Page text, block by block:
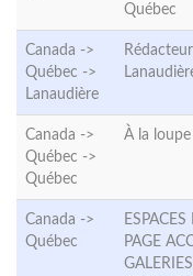
Québec
Canada ->
Québec ->
Lanaudière
Canada ->
Québec ->
Québec
À la loupe
Canada ->
Québec
ESPACES
PAGE
GALERIES